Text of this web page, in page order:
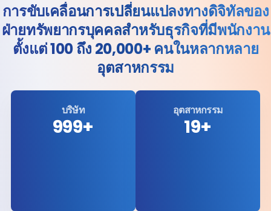
การขับเคลื่อนการเปลี่ยนแปลงทางดิจิทัลของ
ฝ่ายทรัพยากรบุคคลสำหรับธุรกิจที่มีพนักงาน
ตั้งแต่ 100 ถึง 20,000+ คนในหลากหลาย
อุตสาหกรรม
บริษัท
1,000+
อุตสาหกรรม
20+